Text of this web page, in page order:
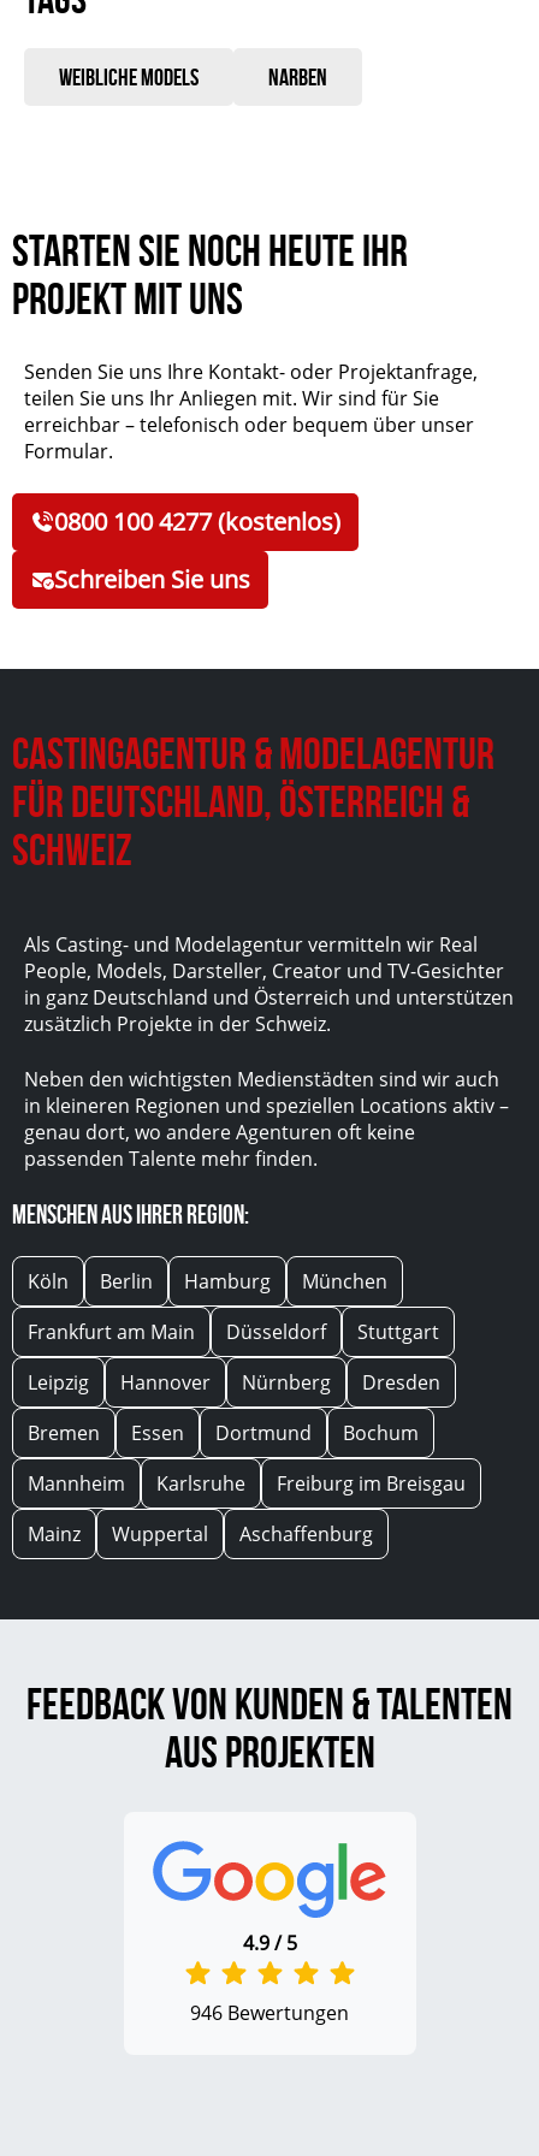
Weibliche Models Narben
Starten Sie noch heute Ihr
Projekt mit uns
Senden Sie uns Ihre Kontakt- oder Projektanfrage,
teilen Sie uns Ihr Anliegen mit. Wir sind für Sie
erreichbar – telefonisch oder bequem über unser
Formular.
0800 100 4277 (kostenlos)
Schreiben Sie uns
Castingagentur & Modelagentur
für Deutschland, Österreich &
Schweiz
Als Casting- und Modelagentur vermitteln wir Real
People, Models, Darsteller, Creator und TV-Gesichter
in ganz Deutschland und Österreich und unterstützen
zusätzlich Projekte in der Schweiz.
Neben den wichtigsten Medienstädten sind wir auch
in kleineren Regionen und speziellen Locations aktiv –
genau dort, wo andere Agenturen oft keine
passenden Talente mehr finden.
Menschen aus Ihrer Region:
Köln Berlin Hamburg
München
Frankfurt am Main
Düsseldorf
Stuttgart
Leipzig
Hannover Nürnberg
Dresden
Bremen
Essen Dortmund
Bochum
Mannheim
Karlsruhe
Freiburg im Breisgau
Mainz
Wuppertal Aschaffenburg
Feedback von Kunden & Talenten
aus Projekten
4.9 / 5
946 Bewertungen